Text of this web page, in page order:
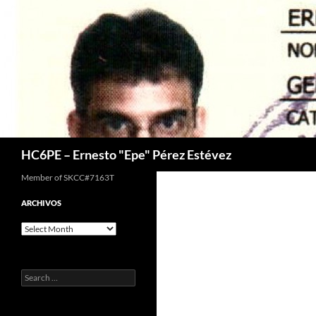
HC6PE – Ernesto "Epe" Pérez Estévez
Member of SKCC#7163T
ARCHIVOS
Archivos
Search
for: